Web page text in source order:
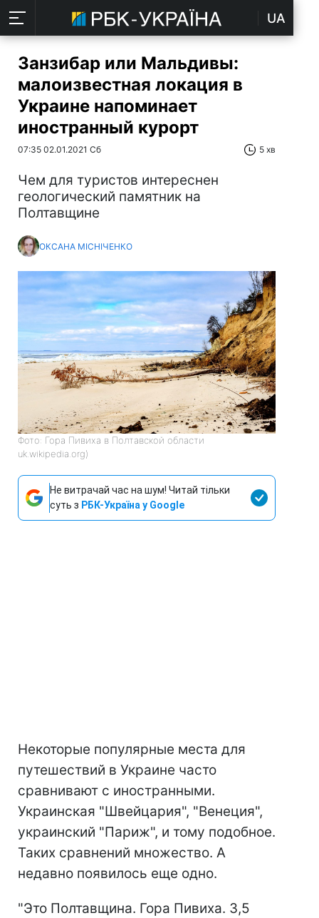
UA
Занзибар или Мальдивы:
малоизвестная локация в
Украине напоминает
иностранный курорт
07:35 02.01.2021 Сб 5 хв
Чем для туристов интереснен
геологический памятник на
Полтавщине
ОКСАНА МІСНІЧЕНКО
Фото: Гора Пивиха в Полтавской области
uk.wikipedia.org)
Не витрачай час на шум! Читай тільки
суть з РБК-Україна у Google
Некоторые популярные места для
путешествий в Украине часто
сравнивают с иностранными.
Украинская "Швейцария", "Венеция",
украинский "Париж", и тому подобное.
Таких сравнений множество. А
недавно появилось еще одно.
"Это Полтавщина. Гора Пивиха. 3,5